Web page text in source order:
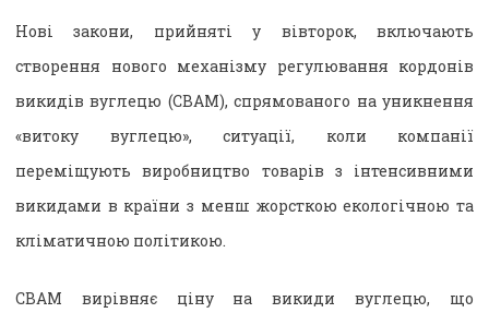
Нові закони, прийняті у вівторок, включають
створення нового механізму регулювання кордонів
викидів вуглецю (CBAM), спрямованого на уникнення
«витоку вуглецю», ситуації, коли компанії
переміщують виробництво товарів з інтенсивними
викидами в країни з менш жорсткою екологічною та
кліматичною політикою.
CBAM вирівняє ціну на викиди вуглецю, що